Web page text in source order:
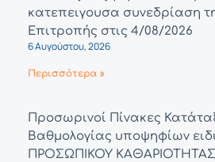
κατεπειγουσα συνεδρίαση
Επιτροπής στις 4/08/2026
6 Αυγούστου, 2026
Περισσότερα »
Προσωρινοί Πίνακες
Βαθμολογίας υποψηφίων
ΠΡΟΣΩΠΙΚΟΥ